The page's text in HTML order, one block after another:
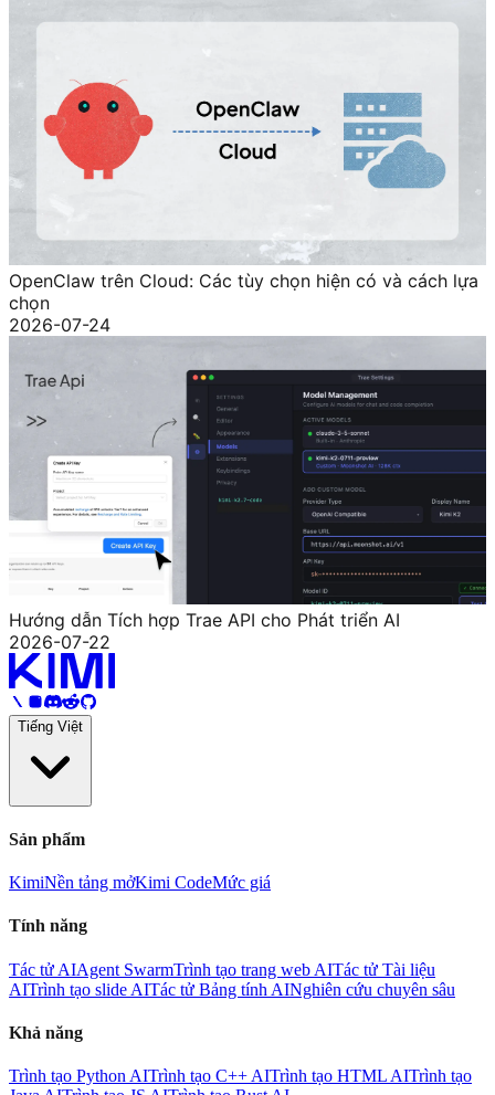
OpenClaw trên Cloud: Các tùy chọn hiện có và cách lựa
chọn
2026-07-24
Hướng dẫn Tích hợp Trae API cho Phát triển AI
2026-07-22
Tiếng Việt
Sản phẩm
KimiNền tảng mởKimi CodeMức giá
Tính năng
Tác tử AIAgent SwarmTrình tạo trang web AITác tử Tài liệu
AITrình tạo slide AITác tử Bảng tính AINghiên cứu chuyên sâu
Khả năng
Trình tạo Python AITrình tạo C++ AITrình tạo HTML AITrình tạo